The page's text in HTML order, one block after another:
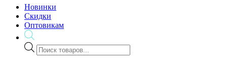
Новинки
Скидки
Оптовикам
Поиск
товаров